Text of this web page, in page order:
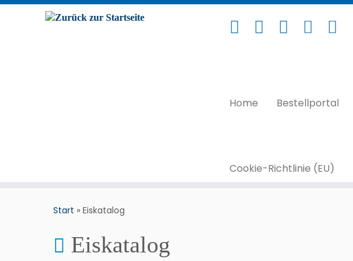
Home Bestellportal
Cookie-Richtlinie (EU)
Start » Eiskatalog
Eiskatalog